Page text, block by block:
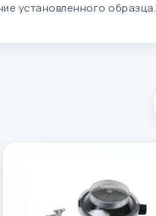
установленного образца.